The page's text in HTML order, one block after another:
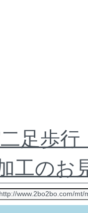
足歩
工のお